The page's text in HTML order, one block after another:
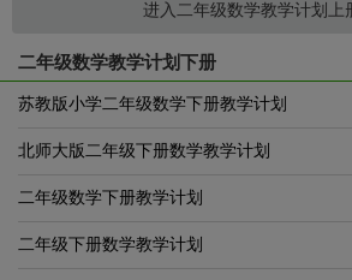
进入二年级数学教学计划上
二年级数学教学计划下册
苏教版小学二年级数学下册教学计划
北师大版二年级下册数学教学计划
二年级数学下册教学计划
二年级下册数学教学计划